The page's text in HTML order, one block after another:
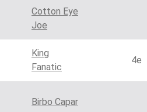
Cotton Eye
Joe
King
Fanatic
4e
Birbo Capar